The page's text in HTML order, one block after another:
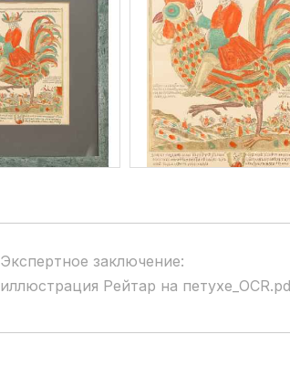
Экспертное заключение:
иллюстрация Рейтар на